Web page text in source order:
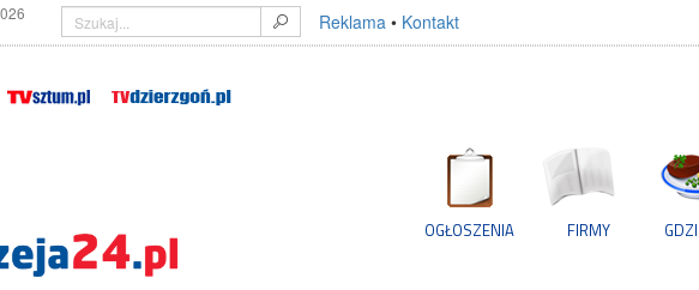
Reklama • Kontakt
OGŁOSZENIA FIRMY